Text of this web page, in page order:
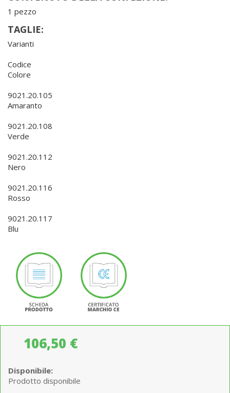
1 pezzo
TAGLIE:
Varianti
Codice
Colore
9021.20.105
Amaranto
9021.20.108
Verde
9021.20.112
Nero
9021.20.116
Rosso
9021.20.117
Blu
106,50 €
Disponibile:
Prodotto disponibile